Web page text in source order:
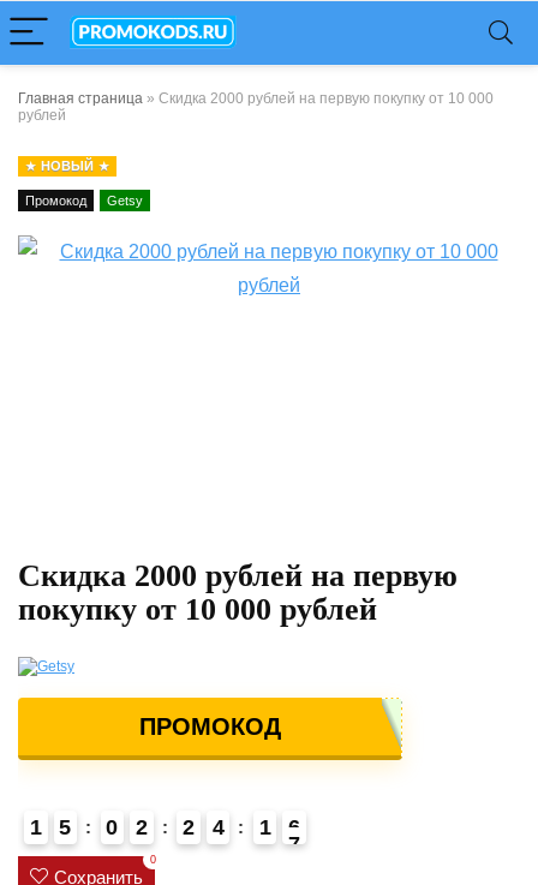
Главная страница » Скидка 2000 рублей на первую покупку от 10 000
рублей
НОВЫЙ
Промокод Getsy
Скидка 2000 рублей на первую
покупку от 10 000 рублей
ПРОМОКОД
1
4
5 0 2 2 4 1
6
Сохранить
0